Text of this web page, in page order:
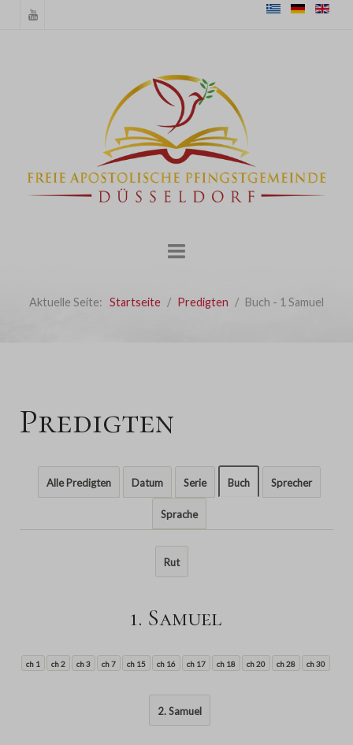
Aktuelle Seite: Startseite Predigten Buch - 1 Samuel
Predigten
Alle Predigten Datum Serie Buch Sprecher
Sprache
Rut
1. Samuel
ch 1 ch 2 ch 3 ch 7 ch 15 ch 16 ch 17 ch 18 ch 20 ch 28 ch 30
2. Samuel